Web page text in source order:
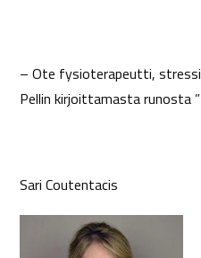
– Ote fysioterapeutti,
Pellin kirjoittamasta runosta
Sari Coutentacis